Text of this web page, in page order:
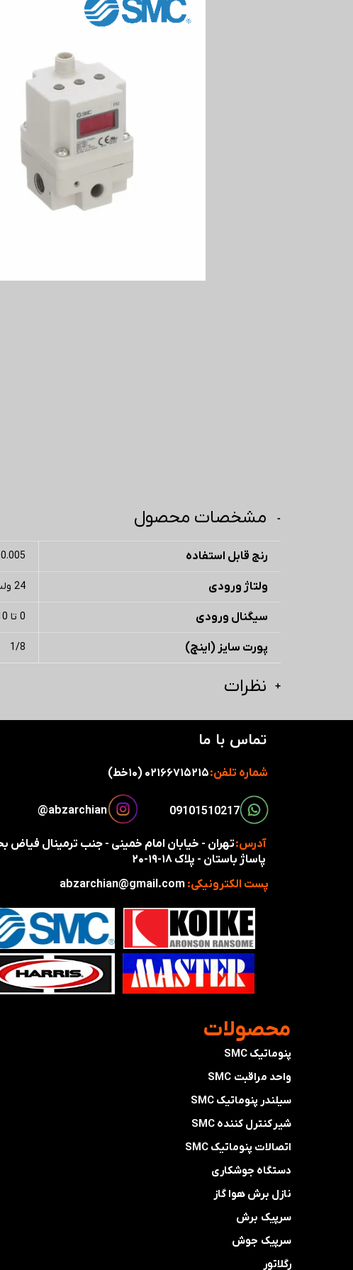
مشخصات محصول
رنج قابل استفاده 0.005 تا 0.9 مگاپاسکال
ولتاژ ورودی 24 ولت دی سی
سیگنال ورودی 0 تا 10 ولت دی سی
پورت سایز (اینچ) 1/8
نظرات
تماس با ما
شماره تلفن:
آدرس:تهران - خیابان امام خمینی - جنب ترمینال فیاض
پاساژ باستان - پلاک ۱۸-۱۹-۲۰
پست الکترونیکی: abzarchian@gmail.com
​​09101510217​​​​​​​
​​​abzarchian@
​محصولات
پنوماتیک SMC
واحد مراقبت SMC
سیلندر پنوماتیک SMC
شیر کنترل کننده SMC
اتصالات پنوماتیک SMC
دستگاه جوشکاری
نازل برش هوا گاز
سرپیک برش
سرپیک جوش
رگلاتور